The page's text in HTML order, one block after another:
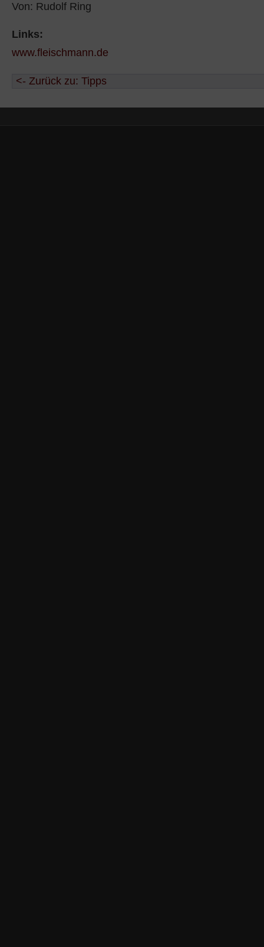
Von: Rudolf Ring
Links:
www.fleischmann.de
<- Zurück zu: Tipps